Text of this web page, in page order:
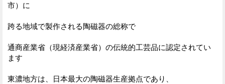
市）に
跨る地域で製作される陶磁器の総称で
通商産業省（現経済産業省）の伝統的工芸品に認定されてい
ます
東濃地方は、日本最大の陶磁器生産拠点であり、